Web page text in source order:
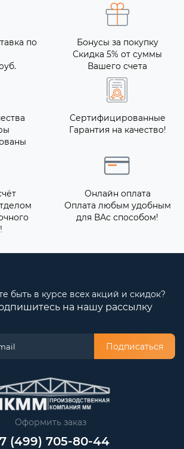
по
Бонусы за покупку
Скидка 5% от суммы
Вашего счета
Сертифицированные
Гарантия на качество!
Онлайн оплата
Оплата любым удобным
для ВАс способом!
быть в курсе всех акций и скидок?
на нашу рассылку
Подписаться
Оформить заказ
(499) 705-80-44